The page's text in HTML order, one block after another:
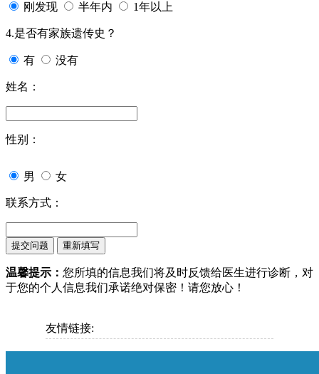
刚发现 半年内 1年以上
4.是否有家族遗传史？
有 没有
姓名：
性别：
男 女
联系方式：
温馨提示： 您所填的信息我们将及时反馈给医生进行诊断，对
于您的个人信息我们承诺绝对保密！请您放心！
友情链接: